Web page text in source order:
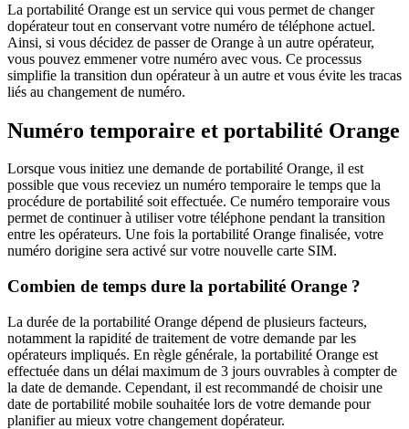
La portabilité Orange est un service qui vous permet de changer
dopérateur tout en conservant votre numéro de téléphone actuel.
Ainsi, si vous décidez de passer de Orange à un autre opérateur,
vous pouvez emmener votre numéro avec vous. Ce processus
simplifie la transition dun opérateur à un autre et vous évite les tracas
liés au changement de numéro.
Numéro temporaire et portabilité Orange
Lorsque vous initiez une demande de portabilité Orange, il est
possible que vous receviez un numéro temporaire le temps que la
procédure de portabilité soit effectuée. Ce numéro temporaire vous
permet de continuer à utiliser votre téléphone pendant la transition
entre les opérateurs. Une fois la portabilité Orange finalisée, votre
numéro dorigine sera activé sur votre nouvelle carte SIM.
Combien de temps dure la portabilité Orange ?
La durée de la portabilité Orange dépend de plusieurs facteurs,
notamment la rapidité de traitement de votre demande par les
opérateurs impliqués. En règle générale, la portabilité Orange est
effectuée dans un délai maximum de 3 jours ouvrables à compter de
la date de demande. Cependant, il est recommandé de choisir une
date de portabilité mobile souhaitée lors de votre demande pour
planifier au mieux votre changement dopérateur.